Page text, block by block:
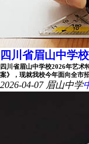
四川省眉山中学
四川省眉山中学校2026年艺术
案》，现就我校今年面向全市
2026-04-07 眉山中学